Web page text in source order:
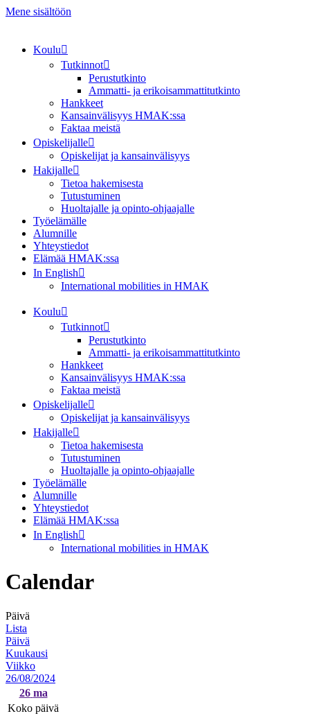
Mene sisältöön
Koulu
Tutkinnot
Perustutkinto
Ammatti- ja erikoisammattitutkinto
Hankkeet
Kansainvälisyys HMAK:ssa
Faktaa meistä
Opiskelijalle
Opiskelijat ja kansainvälisyys
Hakijalle
Tietoa hakemisesta
Tutustuminen
Huoltajalle ja opinto-ohjaajalle
Työelämälle
Alumnille
Yhteystiedot
Elämää HMAK:ssa
In English
International mobilities in HMAK
Koulu
Tutkinnot
Perustutkinto
Ammatti- ja erikoisammattitutkinto
Hankkeet
Kansainvälisyys HMAK:ssa
Faktaa meistä
Opiskelijalle
Opiskelijat ja kansainvälisyys
Hakijalle
Tietoa hakemisesta
Tutustuminen
Huoltajalle ja opinto-ohjaajalle
Työelämälle
Alumnille
Yhteystiedot
Elämää HMAK:ssa
In English
International mobilities in HMAK
Calendar
Päivä
Lista
Päivä
Kuukausi
Viikko
26/08/2024
26 ma
Koko päivä